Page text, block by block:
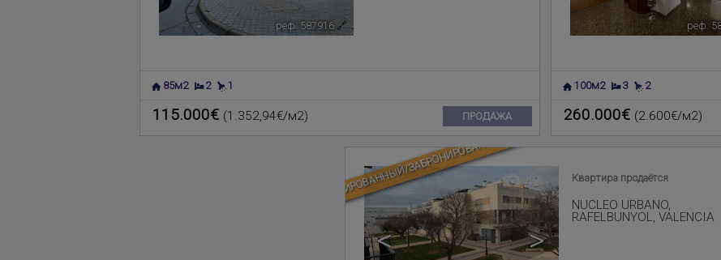
реф. 587916 🔗
85м2 2 1
115.000€ (1.352,94€/м2) ПРОДАЖА
реф.
100м2 3 2
260.000€ (2.600€/м2)
ЗАБРОНИРОВАННЫЙ/ЗАБРОНИРОВАННАЯ
< >
40
NUCLEO URBANO,
RAFELBUNYOL, VALENCIA
Квартира продаётся